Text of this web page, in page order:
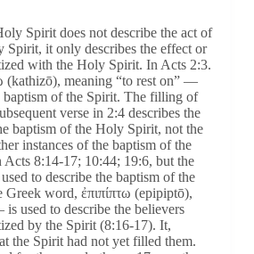
Spirit does not describe the act of
Spirit, it only describes the effect or
with the Holy Spirit. In Acts 2:3.
(kathizō), meaning “to rest on” —
baptism of the Spirit. The filling of
verse in 2:4 describes the
baptism of the Holy Spirit, not the
instances of the baptism of the
8:14-17; 10:44; 19:6, but the
to describe the baptism of the
word, ἐπιπίπτω (epipiptō),
used to describe the believers
by the Spirit (8:16-17). It,
the Spirit had not yet filled them.